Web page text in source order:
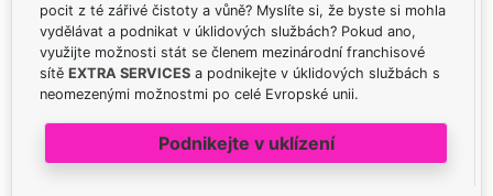
pocit z té zářivé čistoty a vůně? Myslíte si, že byste si mohla
vydělávat a podnikat v úklidových službách? Pokud ano,
využijte možnosti stát se členem mezinárodní franchisové
sítě EXTRA SERVICES a podnikejte v úklidových službách s
neomezenými možnostmi po celé Evropské unii.
Podnikejte v uklízení